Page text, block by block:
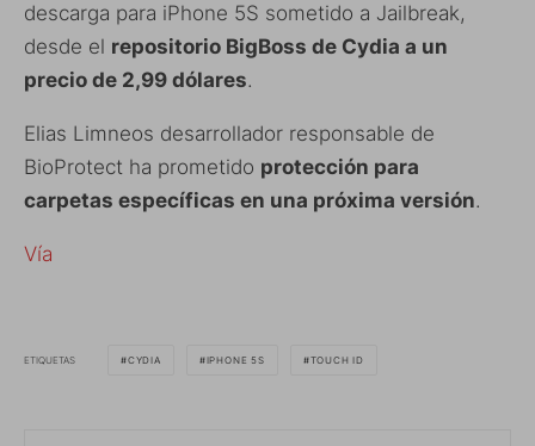
descarga para iPhone 5S sometido a Jailbreak,
desde el repositorio BigBoss de Cydia a un
precio de 2,99 dólares.
Elias Limneos desarrollador responsable de
BioProtect ha prometido protección para
carpetas específicas en una próxima versión.
Vía
ETIQUETAS CYDIA IPHONE 5S TOUCH ID